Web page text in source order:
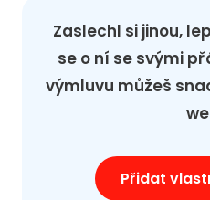
Zaslechl si jinou,
se o ní se svými
výmluvu můžeš
Přidat